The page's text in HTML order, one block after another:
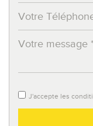
Gare ferroviaire
Mairie
J'accepte les